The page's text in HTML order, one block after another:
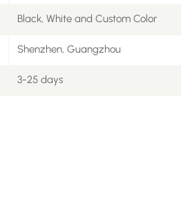
Black, White and Custom Color
Shenzhen, Guangzhou
3-25 days